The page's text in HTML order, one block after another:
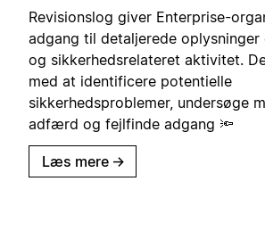
Revisionslog giver Enterprise-
adgang til detaljerede oplysninger
og sikkerhedsrelateret aktivitet.
med at identificere potentielle
sikkerhedsproblemer, undersøge
adfærd og fejlfinde adgang 🔦
Læs mere →